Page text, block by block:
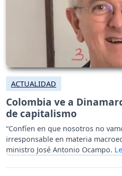
ACTUALIDAD
Colombia ve a
de capitalismo
“Confíen en que nosotros no
irresponsable en materia
ministro José Antonio Ocampo.